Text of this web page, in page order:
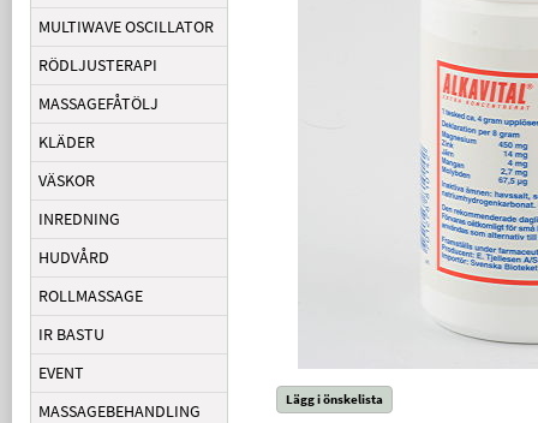
MULTIWAVE OSCILLATOR
RÖDLJUSTERAPI
MASSAGEFÅTÖLJ
KLÄDER
VÄSKOR
INREDNING
HUDVÅRD
ROLLMASSAGE
IR BASTU
EVENT
MASSAGEBEHANDLING
Lägg i önskelista